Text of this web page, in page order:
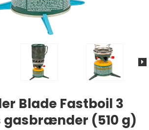
Blade Fastboil 3
(510 g)